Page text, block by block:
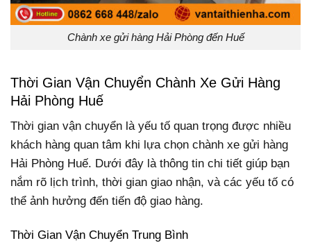
Chành xe gửi hàng Hải Phòng đến Huế
Thời Gian Vận Chuyển Chành Xe Gửi Hàng
Hải Phòng Huế
Thời gian vận chuyển là yếu tố quan trọng được nhiều
khách hàng quan tâm khi lựa chọn chành xe gửi hàng
Hải Phòng Huế. Dưới đây là thông tin chi tiết giúp bạn
nắm rõ lịch trình, thời gian giao nhận, và các yếu tố có
thể ảnh hưởng đến tiến độ giao hàng.
Thời Gian Vận Chuyển Trung Bình